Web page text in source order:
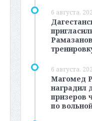
6 августа,
6 августа,
Магомед
наградил
призеров
по